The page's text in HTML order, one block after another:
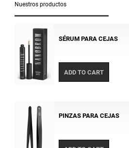
Nuestros productos
SÉRUM PARA CEJAS
ADD TO CART
PINZAS PARA CEJAS